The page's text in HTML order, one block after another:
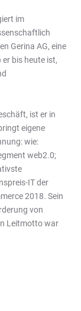
im
Gerina AG, eine
bis heute ist,
ist er in
eigene
wie:
web2.0;
IT der
2018. Sein
von
Leitmotto war